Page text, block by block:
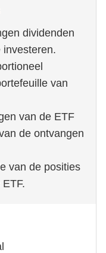
dividenden
investeren.
van
van de ETF
de ontvangen
van de posities